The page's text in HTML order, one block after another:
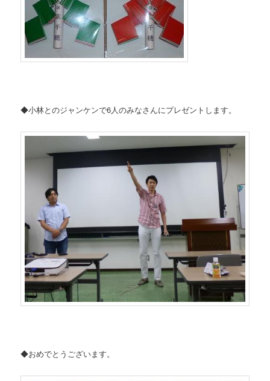
◆小林とのジャンケンで6人のみなさんにプレゼントします。
◆おめでとうございます。